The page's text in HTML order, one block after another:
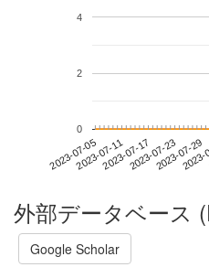
2023-07-052023-07-112023-07-172023-07-232023-07-29
0
2
4
外部データベース
Google Scholar